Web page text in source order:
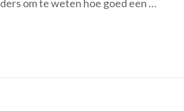
om te weten hoe goed een …